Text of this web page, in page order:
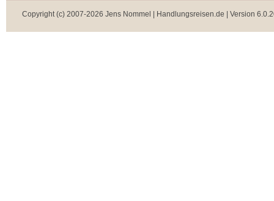
Copyright (c) 2007-2026 Jens Nommel | Handlungsreisen.de | Version